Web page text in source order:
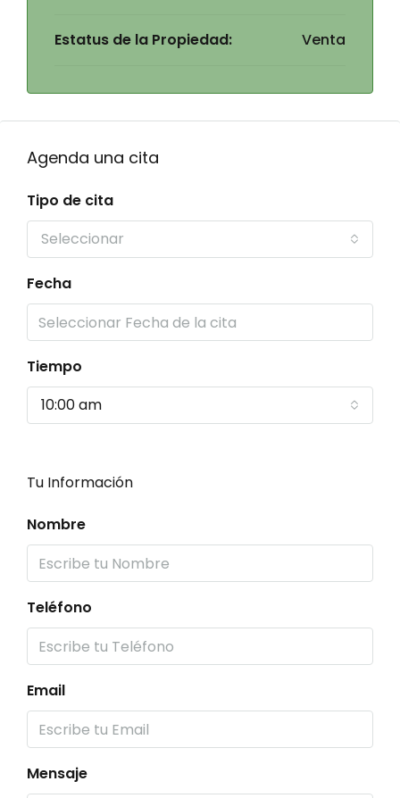
Estatus de la Propiedad: Venta
Agenda una cita
Tipo de cita
Seleccionar
Fecha
Tiempo
10:00 am
Tu Información
Nombre
Teléfono
Email
Mensaje